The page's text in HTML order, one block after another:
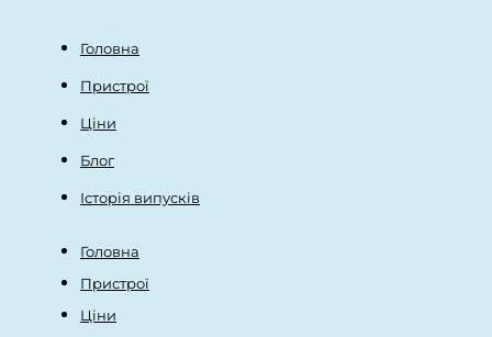
Головна
Пристрої
Ціни
Блог
Історія випусків
Головна
Пристрої
Ціни